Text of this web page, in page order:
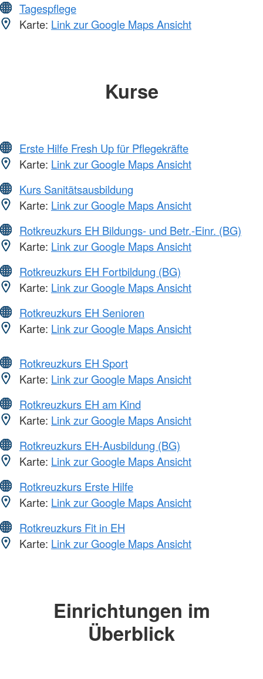
Tagespflege
Karte: Link zur Google Maps Ansicht
Kurse
Erste Hilfe Fresh Up für Pflegekräfte
Karte: Link zur Google Maps Ansicht
Kurs Sanitätsausbildung
Karte: Link zur Google Maps Ansicht
Rotkreuzkurs EH Bildungs- und Betr.-Einr. (BG)
Karte: Link zur Google Maps Ansicht
Rotkreuzkurs EH Fortbildung (BG)
Karte: Link zur Google Maps Ansicht
Rotkreuzkurs EH Senioren
Karte: Link zur Google Maps Ansicht
Rotkreuzkurs EH Sport
Karte: Link zur Google Maps Ansicht
Rotkreuzkurs EH am Kind
Karte: Link zur Google Maps Ansicht
Rotkreuzkurs EH-Ausbildung (BG)
Karte: Link zur Google Maps Ansicht
Rotkreuzkurs Erste Hilfe
Karte: Link zur Google Maps Ansicht
Rotkreuzkurs Fit in EH
Karte: Link zur Google Maps Ansicht
Einrichtungen im
Überblick